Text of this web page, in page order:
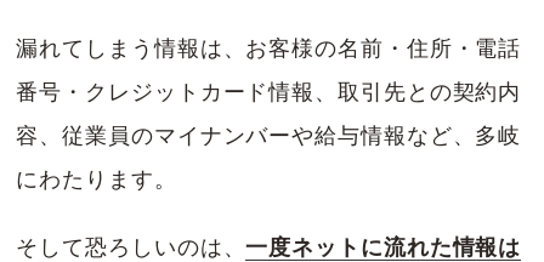
漏れてしまう情報は、お客様の名前・住所・電話
番号・クレジットカード情報、取引先との契約内
容、従業員のマイナンバーや給与情報など、多岐
にわたります。
そして恐ろしいのは、一度ネットに流れた情報は